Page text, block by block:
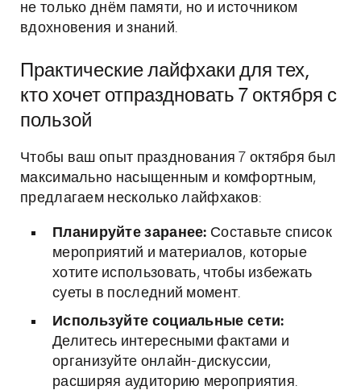
не только днём памяти, но и источником
вдохновения и знаний.
Практические лайфхаки для тех,
кто хочет отпраздновать 7 октября с
пользой
Чтобы ваш опыт празднования 7 октября был
максимально насыщенным и комфортным,
предлагаем несколько лайфхаков:
Планируйте заранее: Составьте список
мероприятий и материалов, которые
хотите использовать, чтобы избежать
суеты в последний момент.
Используйте социальные сети:
Делитесь интересными фактами и
организуйте онлайн-дискуссии,
расширяя аудиторию мероприятия.